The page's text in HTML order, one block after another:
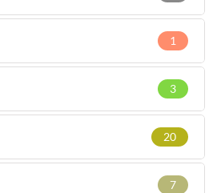
1
3
20
7